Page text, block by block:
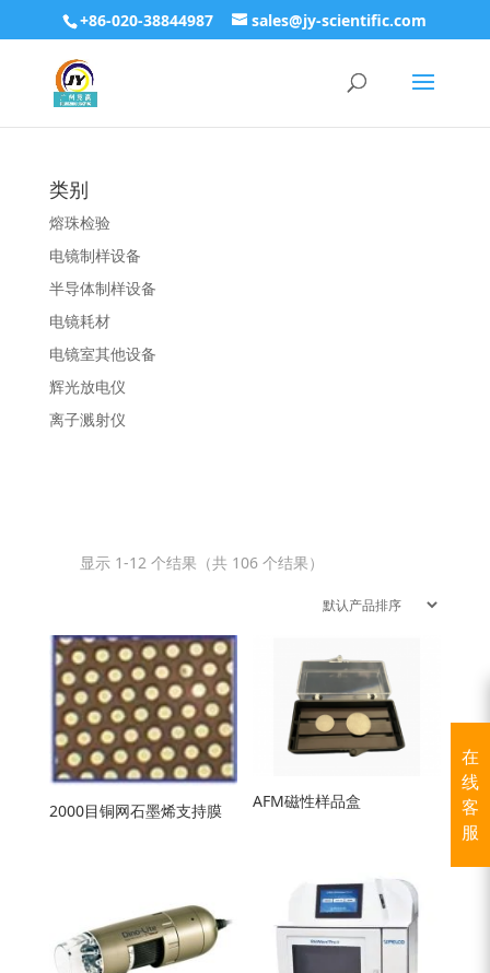
+86-020-38844987 sales@jy-scientific.com
类别
熔珠检验
电镜制样设备
半导体制样设备
电镜耗材
电镜室其他设备
辉光放电仪
离子溅射仪
显示 1-12 个结果（共 106 个结果）
2000目铜网石墨烯支持膜 AFM磁性样品盒
在
线
客
服